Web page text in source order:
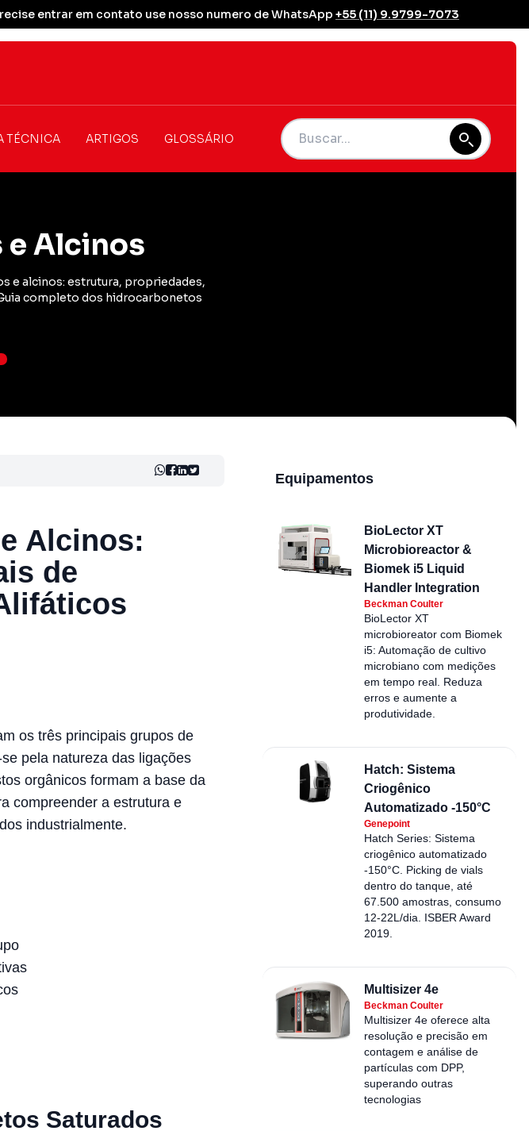
entrar em contato use nosso numero de WhatsApp +55 (11) 9.9799-7073
TÉCNICA ARTIGOS GLOSSÁRIO
e Alcinos
e alcinos: estrutura, propriedades,
completo dos hidrocarbonetos
Alcinos:
de
os três principais grupos de
pela natureza das ligações
orgânicos formam a base da
compreender a estrutura e
industrialmente.
Saturados
Equipamentos
BioLector XT
Microbioreactor &
Biomek i5 Liquid
Handler Integration
Beckman Coulter
BioLector XT
microbioreator com Biomek
i5: Automação de cultivo
microbiano com medições
em tempo real. Reduza
erros e aumente a
produtividade.
Hatch: Sistema
Criogênico
Automatizado -150°C
Genepoint
Hatch Series: Sistema
criogênico automatizado
-150°C. Picking de vials
dentro do tanque, até
67.500 amostras, consumo
12-22L/dia. ISBER Award
2019.
Multisizer 4e
Beckman Coulter
Multisizer 4e oferece alta
resolução e precisão em
contagem e análise de
partículas com DPP,
superando outras
tecnologias